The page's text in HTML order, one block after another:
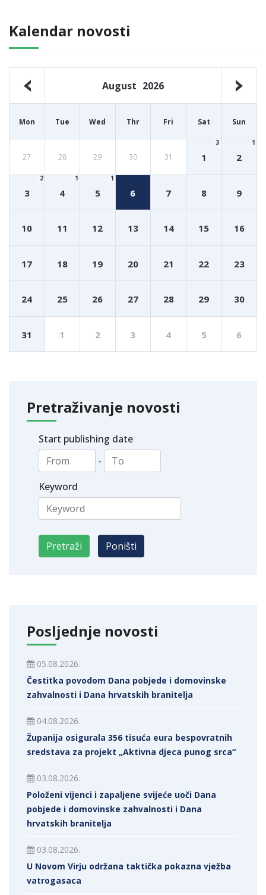
Kalendar novosti
August 2026
Mon Tue Wed Thr Fri Sat Sun
27 28 29 30 31 1
3
2
1
3
2
4
1
5
1
6 7 8 9
10 11 12 13 14 15 16
17 18 19 20 21 22 23
24 25 26 27 28 29 30
31 1 2 3 4 5 6
Pretraživanje novosti
Start publishing date
-
Keyword
Posljednje novosti
05.08.2026.
Čestitka povodom Dana pobjede i domovinske
zahvalnosti i Dana hrvatskih branitelja
04.08.2026.
Županija osigurala 356 tisuća eura bespovratnih
sredstava za projekt „Aktivna djeca punog srca“
03.08.2026.
Položeni vijenci i zapaljene svijeće uoči Dana
pobjede i domovinske zahvalnosti i Dana
hrvatskih branitelja
03.08.2026.
U Novom Virju održana taktička pokazna vježba
vatrogasaca